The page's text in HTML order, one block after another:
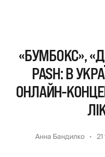
«БУМБОКС»,
PASH: В
ОНЛАЙН-
Анна Бандилко